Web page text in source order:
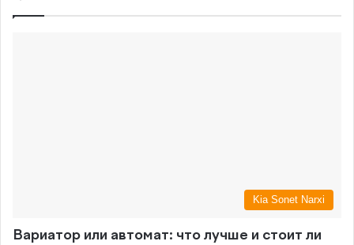
Kia Sonet Narxi
Вариатор или автомат: что лучше и стоит ли